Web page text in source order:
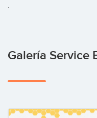
.
Galería Service